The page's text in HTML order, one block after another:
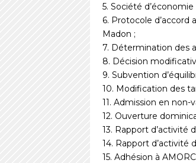
5. Société
6. Protocole d’accord
Madon ;
7. Détermination des
8. Décision
9. Subvention
10. Modification des
11. Admission en non-
12. Ouverture
13. Rapport d’activité
14. Rapport d’activité
15. Adhésion à